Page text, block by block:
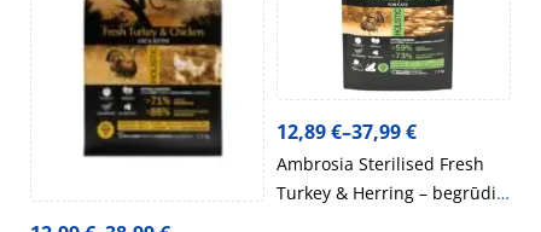
12,89€–37,99€
Ambrosia Sterilised Fresh
Turkey & Herring – begrūdis,